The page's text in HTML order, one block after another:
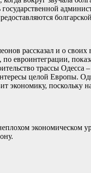
рассказал и о
евроинтеграции,
трассы Одесса
целой Европы.
экономику,
экономическом